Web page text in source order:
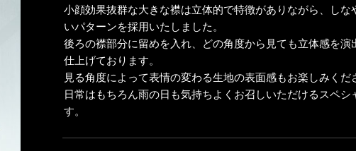
小顔効果抜群な大きな襟は立体的で特徴がありながら、しな
いパターンを採用いたしました。
後ろの襟部分に留めを入れ、どの角度から見ても立体感を演
仕上げております。
見る角度によって表情の変わる生地の表面感もお楽しみくだ
日常はもちろん雨の日も気持ちよくお召しいただけるスペシ
す。